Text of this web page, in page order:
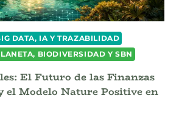
DATA, IA Y TRAZABILIDAD
BIODIVERSIDAD Y SBN
El Futuro de las Finanzas
el Modelo Nature Positive en